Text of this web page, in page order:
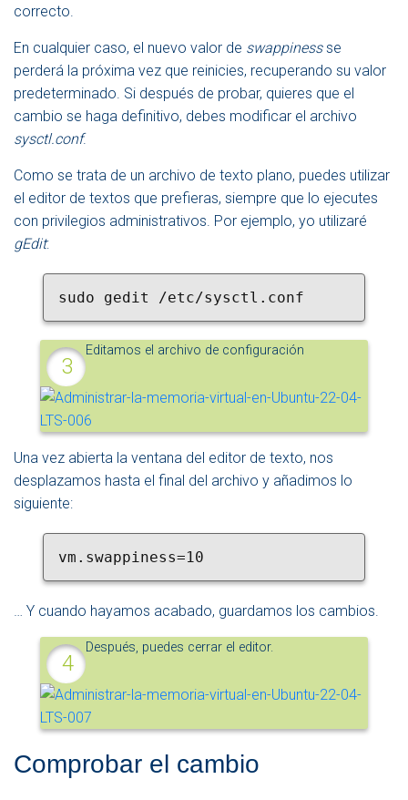
correcto.
En cualquier caso, el nuevo valor de swappinessse
perderá la próxima vez que reinicies, recuperando su valor
predeterminado. Si después de probar, quieres que el
cambio se haga definitivo, debes modificar el archivo
sysctl.conf.
Como se trata de un archivo de texto plano, puedes utilizar
el editor de textos que prefieras, siempre que lo ejecutes
con privilegios administrativos. Por ejemplo, yo utilizaré
gEdit:
sudo gedit /etc/sysctl.conf
Editamos el archivo de configuración
Una vez abierta la ventana del editor de texto, nos
desplazamos hasta el final del archivo y añadimos lo
siguiente:
vm.swappiness=10
… Y cuando hayamos acabado, guardamos los cambios.
Después, puedes cerrar el editor.
Comprobar el cambio